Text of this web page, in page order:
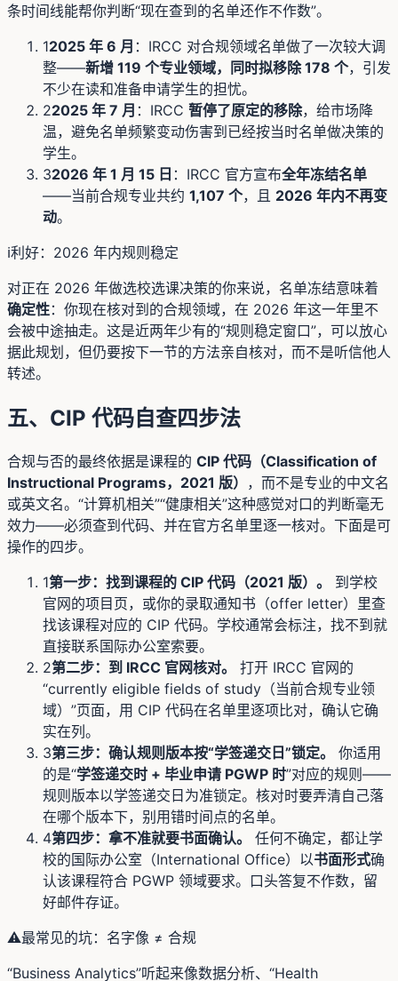
条时间线能帮你判断“现在查到的名单还作不作数”。
12025 年 6 月 ：IRCC 对合规领域名单做了一次较大调
整——新增 119 个专业领域，同时拟移除 178 个，引发
不少在读和准备申请学生的担忧。
22025 年 7 月 ：IRCC 暂停了原定的移除，给市场降
温，避免名单频繁变动伤害到已经按当时名单做决策的
学生。
32026 年 1 月 15 日 ：IRCC 官方宣布全年冻结名单
——当前合规专业共约 1,107 个，且 2026 年内不再变
动。
ℹ️利好：2026 年内规则稳定
对正在 2026 年做选校选课决策的你来说，名单冻结意味着
确定性：你现在核对到的合规领域，在 2026 年这一年里不
会被中途抽走。这是近两年少有的“规则稳定窗口”，可以放心
据此规划，但仍要按下一节的方法亲自核对，而不是听信他人
转述。
五、CIP 代码自查四步法
合规与否的最终依据是课程的 CIP 代码（Classification of
Instructional Programs，2021 版） ，而不是专业的中文名
或英文名。“计算机相关”“健康相关”这种感觉对口的判断毫无
效力——必须查到代码、并在官方名单里逐一核对。下面是可
操作的四步。
1第一步：找到课程的 CIP 代码（2021 版）。
到学校
官网的项目页，或你的录取通知书（offer letter）里查
找该课程对应的 CIP 代码。学校通常会标注，找不到就
直接联系国际办公室索要。
2第二步：到 IRCC 官网核对。
打开 IRCC 官网的
“currently eligible fields of study（当前合规专业领
域）”页面，用 CIP 代码在名单里逐项比对，确认它确
实在列。
3第三步：确认规则版本按“学签递交日”锁定。
你适用
的是“学签递交时 + 毕业申请 PGWP 时”对应的规则——
规则版本以学签递交日为准锁定。核对时要弄清自己落
在哪个版本下，别用错时间点的名单。
4第四步：拿不准就要书面确认。
任何不确定，都让学
校的国际办公室（International Office）以书面形式确
认该课程符合 PGWP 领域要求。口头答复不作数，留
好邮件存证。
⚠️最常见的坑：名字像 ≠ 合规
“Business Analytics”听起来像数据分析、“Health